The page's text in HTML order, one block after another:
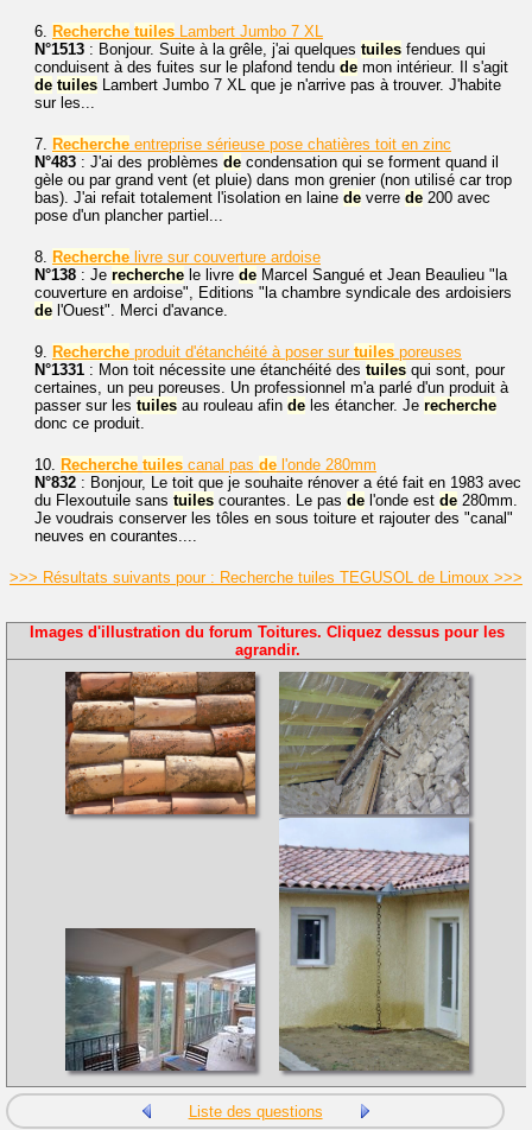
6. Recherche tuiles Lambert Jumbo 7 XL
N°1513 : Bonjour. Suite à la grêle, j'ai quelques tuiles fendues qui
conduisent à des fuites sur le plafond tendu de mon intérieur. Il s'agit
de tuiles Lambert Jumbo 7 XL que je n'arrive pas à trouver. J'habite
sur les...
7. Recherche entreprise sérieuse pose chatières toit en zinc
N°483 : J'ai des problèmes de condensation qui se forment quand il
gèle ou par grand vent (et pluie) dans mon grenier (non utilisé car trop
bas). J'ai refait totalement l'isolation en laine de verre de 200 avec
pose d'un plancher partiel...
8. Recherche livre sur couverture ardoise
N°138 : Je recherche le livre de Marcel Sangué et Jean Beaulieu "la
couverture en ardoise", Editions "la chambre syndicale des ardoisiers
de l'Ouest". Merci d'avance.
9. Recherche produit d'étanchéité à poser sur tuiles poreuses
N°1331 : Mon toit nécessite une étanchéité des tuiles qui sont, pour
certaines, un peu poreuses. Un professionnel m'a parlé d'un produit à
passer sur les tuiles au rouleau afin de les étancher. Je recherche
donc ce produit.
10. Recherche tuiles canal pas de l'onde 280mm
N°832 : Bonjour, Le toit que je souhaite rénover a été fait en 1983 avec
du Flexoutuile sans tuiles courantes. Le pas de l'onde est de 280mm.
Je voudrais conserver les tôles en sous toiture et rajouter des "canal"
neuves en courantes....
>>> Résultats suivants pour : Recherche tuiles TEGUSOL de Limoux >>>
Images d'illustration du forum Toitures. Cliquez dessus pour les
agrandir.
Liste des questions